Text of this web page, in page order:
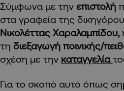
Σύμφωνα με την επιστολή
στα γραφεία της
Νικολέττας Χαραλαμπίδου,
τη διεξαγωγή ποινικής/
σχέση με την καταγγελία
Για το σκοπό αυτό όπως